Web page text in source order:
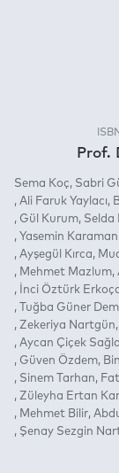
Prof.
Sema Koç Sabri
Ali Faruk Yaylacı
Gül Kurum Selda
Yasemin
Ayşegül Kırca
Mehmet Mazlum
İnci Öztürk
Tuğba Güner
Zekeriya Nartgün
Aycan Çiçek
Güven Özdem
Sinem Tarhan
Züleyha Ertan
Mehmet Bilir
Şenay Sezgin